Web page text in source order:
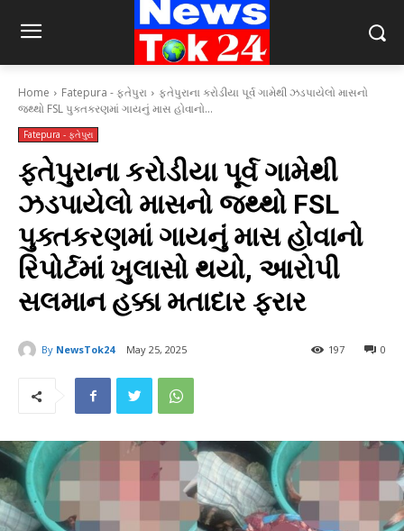
Home Fatepura - ફતેપુરા
ફતેપુરાના કરોડીયા પૂર્વ ગામેથી ઝડપાયેલો માસનો
જથ્થો FSL પુક્તકરણમાં ગાયનું માસ હોવાનો...
Fatepura - ફતેપુરા
ફતેપુરાના કરોડીયા પૂર્વ ગામેથી
ઝડપાયેલો માસનો જથ્થો FSL
પુક્તકરણમાં ગાયનું માસ હોવાનો
રિપોર્ટમાં ખુલાસો થયો, આરોપી
સલમાન હક્કા મતાદાર ફરાર
By NewsTok24 May 25, 2025 0
197